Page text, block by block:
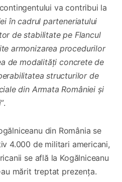
va contribui la
în cadrul parteneriatului
de stabilitate pe Flancul
armonizarea procedurilor
de modalități concrete de
structurilor de
din Armata României și
.
din România se
4.000 de militari americani,
se află la Kogălniceanu
mărit treptat prezența.